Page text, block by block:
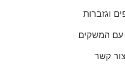
וגזברות
המשקים
צור קשר